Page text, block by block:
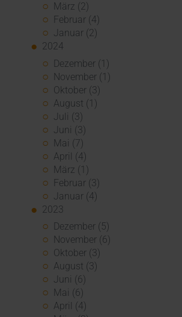
März (2)
Februar (4)
Januar (2)
2024
Dezember (1)
November (1)
Oktober (3)
August (1)
Juli (3)
Juni (3)
Mai (7)
April (4)
März (1)
Februar (3)
Januar (4)
2023
Dezember (5)
November (6)
Oktober (3)
August (3)
Juni (6)
Mai (6)
April (4)